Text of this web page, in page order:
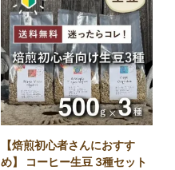
【焙煎初心者さんにおすす
め】 コーヒー生豆 3種セット